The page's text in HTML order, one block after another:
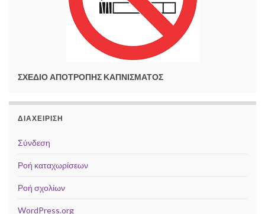
ΣΧΕΔΙΟ ΑΠΟΤΡΟΠΗΣ ΚΑΠΝΙΣΜΑΤΟΣ
ΔΙΑΧΕΊΡΙΣΗ
Σύνδεση
Ροή καταχωρίσεων
Ροή σχολίων
WordPress.org